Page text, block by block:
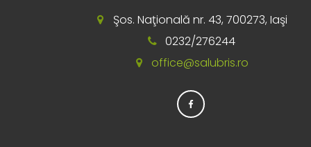
Şos. Naţională nr. 43, 700273, Iaşi
0232/276244
office@salubris.ro